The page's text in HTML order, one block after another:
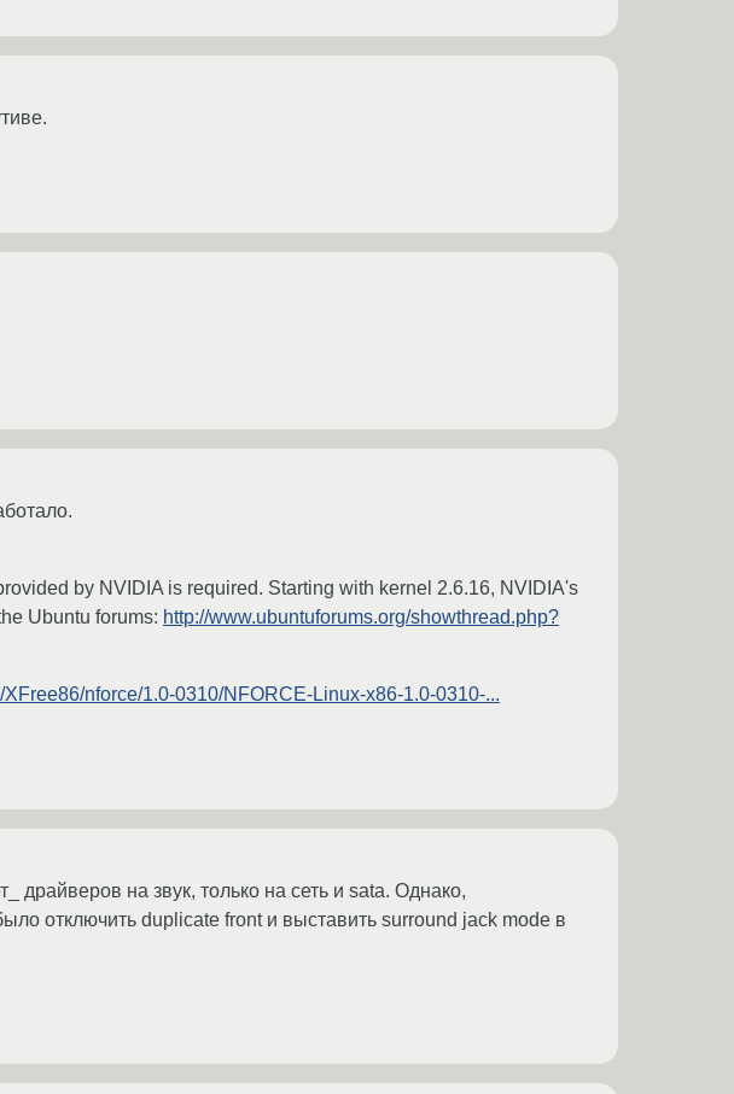
by NVIDIA is required. Starting with kernel 2.6.16, NVIDIA's
Ubuntu forums: http://www.ubuntuforums.org/showthread.php?
nforce/1.0-0310/NFORCE-Linux-x86-1.0-0310-...
на звук, только на сеть и sata. Однако,
отключить duplicate front и выставить surround jack mode в